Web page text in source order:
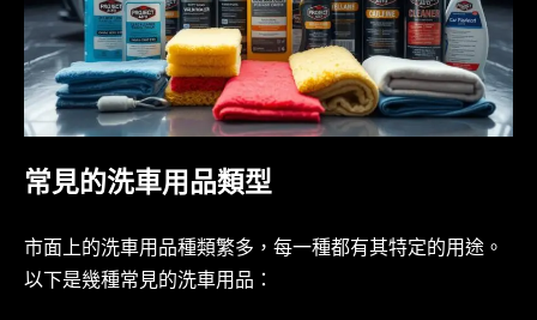
常見的洗車用品類型
市面上的洗車用品種類繁多，每一種都有其特定的用途。
以下是幾種常見的洗車用品：